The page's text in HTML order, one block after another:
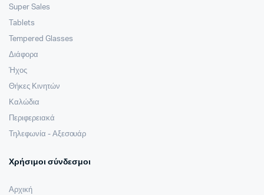
Super Sales
Tablets
Tempered Glasses
Διάφορα
Ήχος
Θήκες Κινητών
Καλώδια
Περιφερειακά
Τηλεφωνία - Αξεσουάρ
Χρήσιμοι σύνδεσμοι
Αρχική